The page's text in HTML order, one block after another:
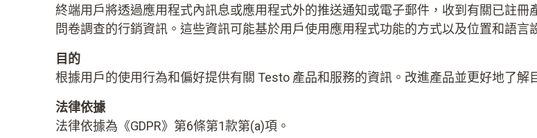
終端用戶將透過應用程式內訊息或應用程式外的推送通知或電子郵件，收到有關已註
問卷調查的行銷資訊。這些資訊可能基於用戶使用應用程式功能的方式以及位置和語言
目的
根據用戶的使用行為和偏好提供有關 Testo 產品和服務的資訊。改進產品並更好地了解
法律依據
法律依據為《GDPR》第6條第1款第(a)項。